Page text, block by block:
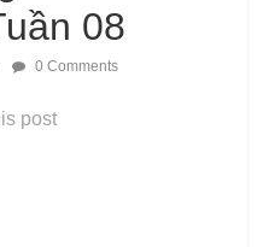
08
0 Comments
post